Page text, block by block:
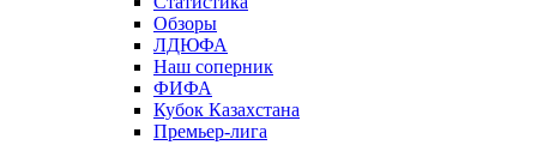
Обзоры
ЛДЮФА
Наш соперник
ФИФА
Кубок Казахстана
Премьер-лига